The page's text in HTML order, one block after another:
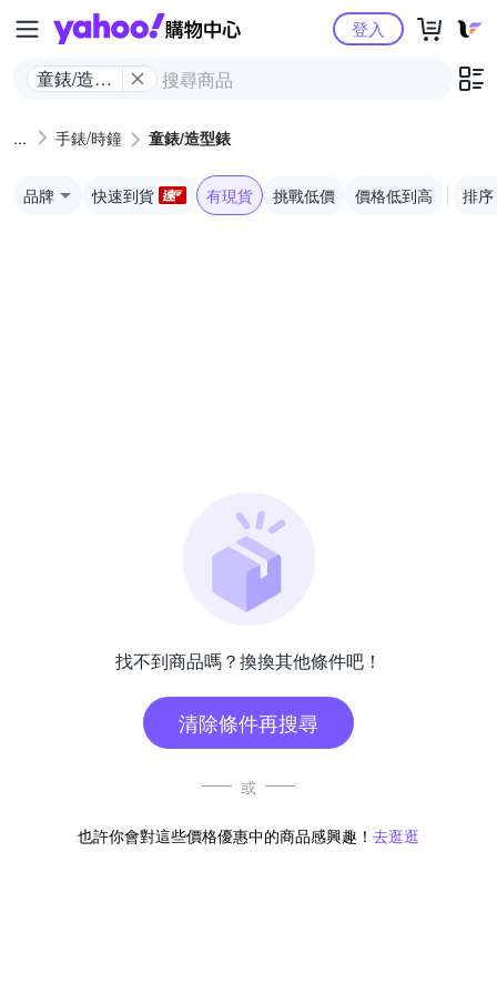
Yahoo購物中心
童錶/造型
登入
手錶/時鐘 童錶/造型錶
品牌 快速到貨 有現貨 挑戰低價 價格低到高 排序
找不到商品嗎？換換其他條件吧！
清除條件再搜尋
或
也許你會對這些價格優惠中的商品感興趣！ 去逛逛